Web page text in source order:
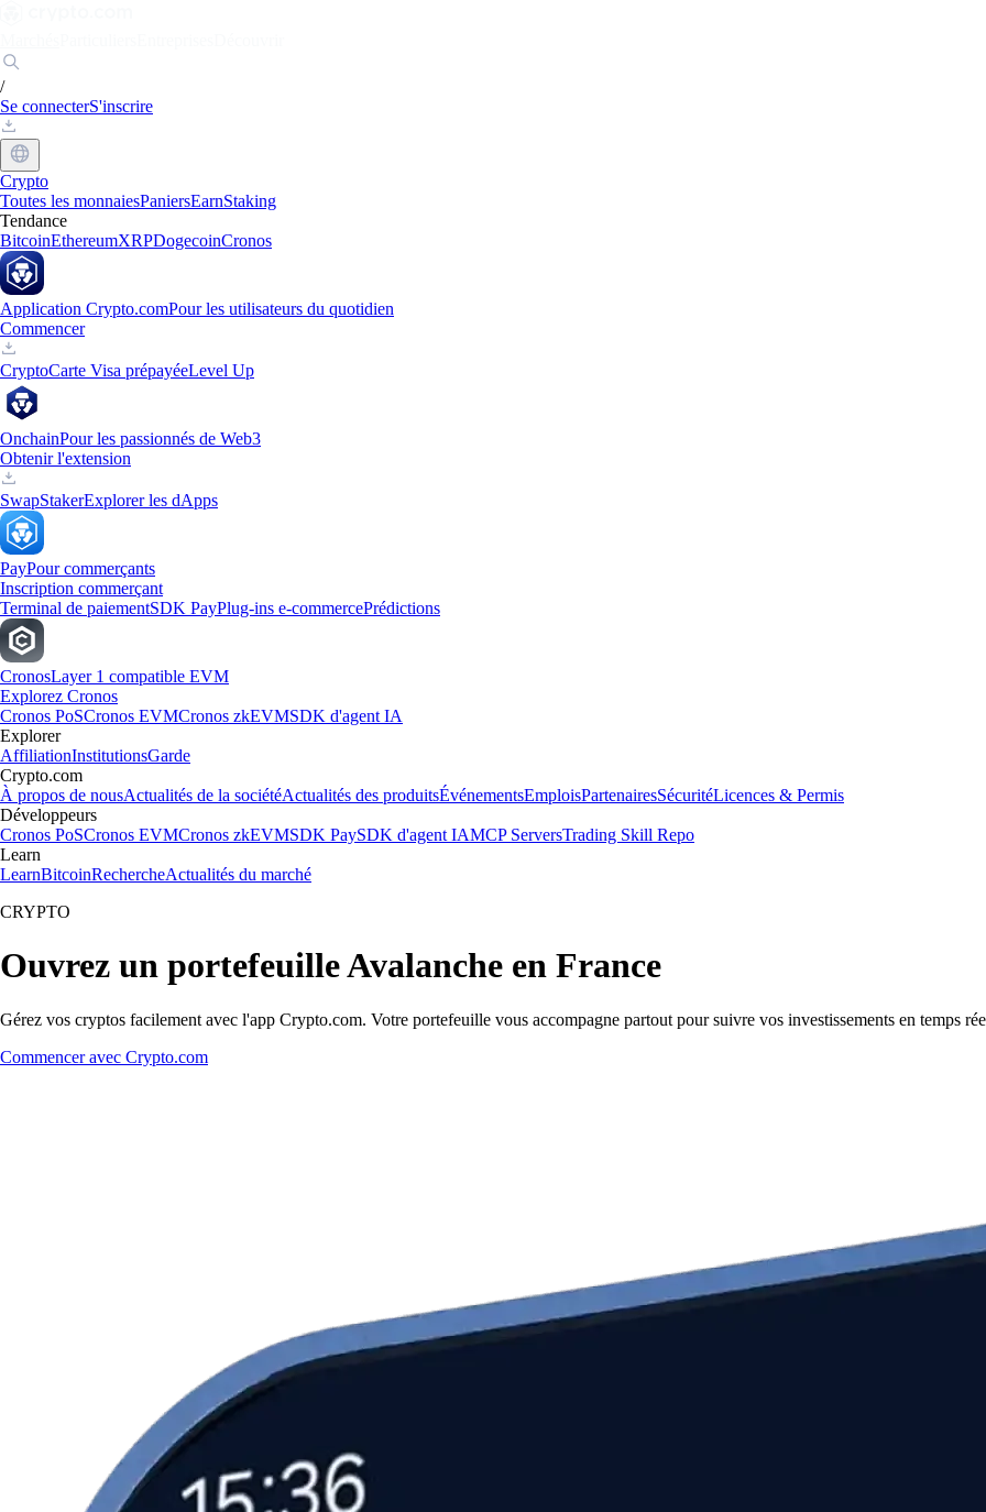
/
Se connecterS'inscrire
Crypto
Toutes les monnaiesPaniersEarnStaking
Tendance
BitcoinEthereumXRPDogecoinCronos
Application Crypto.comPour les utilisateurs du quotidien
Commencer
CryptoCarte Visa prépayéeLevel Up
OnchainPour les passionnés de Web3
Obtenir l'extension
SwapStakerExplorer les dApps
PayPour commerçants
Inscription commerçant
Terminal de paiementSDK PayPlug-ins e-commercePrédictions
CronosLayer 1 compatible EVM
Explorez Cronos
Cronos PoSCronos EVMCronos zkEVMSDK d'agent IA
Explorer
AffiliationInstitutionsGarde
Crypto.com
À propos de nousActualités de la sociétéActualités des produitsÉvénementsEmploisPartenairesSécuritéLicences & Permis
Développeurs
Cronos PoSCronos EVMCronos zkEVMSDK PaySDK d'agent IAMCP ServersTrading Skill Repo
Learn
LearnBitcoinRechercheActualités du marché
CRYPTO
Ouvrez un portefeuille Avalanche en France
Gérez vos cryptos facilement avec l'app Crypto.com. Votre portefeuille vous accompagne partout pour suivre vos investissements en temps
Commencer avec Crypto.com